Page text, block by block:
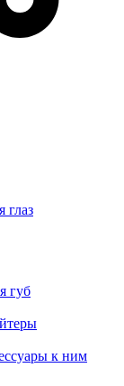
глаз
губ
к ним